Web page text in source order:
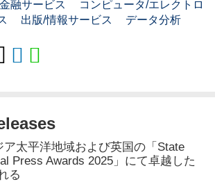
融サービス
コンピュータ/エレクトロ
出版/情報サービス データ分析
ア太平洋地域および英国の「State
Press Awards 2025」にて卓越した
る